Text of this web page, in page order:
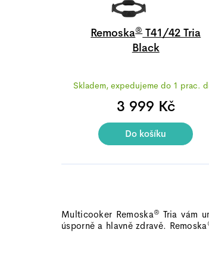
Remoska®T41/42 Tria
Black
hodnocení
produktu
4,7
z
5
Skladem, expedujeme do 1 prac.
3 999 Kč
Do košíku
Multicooker Remoska® Tria vám
úsporně a hlavně zdravě. Remoska